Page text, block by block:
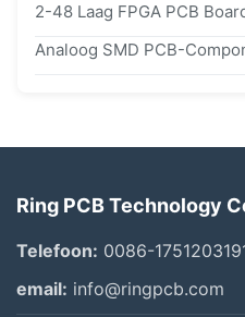
Ring PCB Technology
Telefoon: 0086-
email: info@ringpcb.com